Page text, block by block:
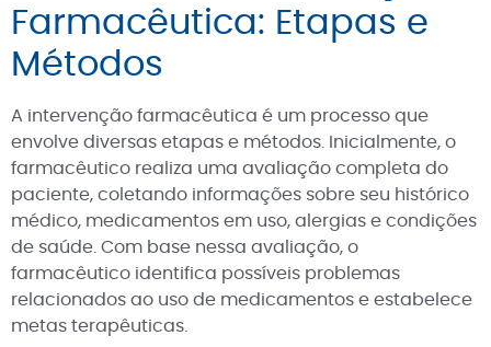
Farmacêutica: Etapas e
Métodos
A intervenção farmacêutica é um processo que
envolve diversas etapas e métodos. Inicialmente, o
farmacêutico realiza uma avaliação completa do
paciente, coletando informações sobre seu histórico
médico, medicamentos em uso, alergias e condições
de saúde. Com base nessa avaliação, o
farmacêutico identifica possíveis problemas
relacionados ao uso de medicamentos e estabelece
metas terapêuticas.